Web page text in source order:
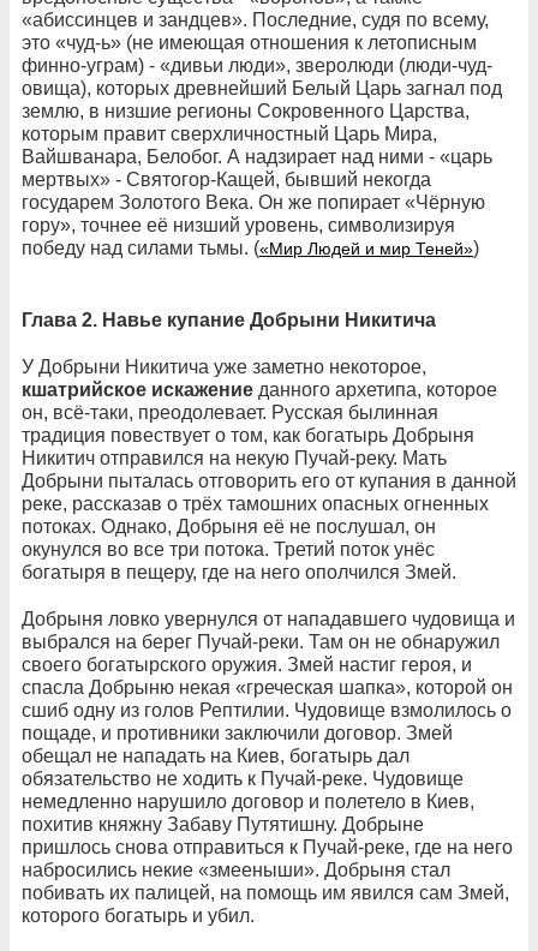
«абиссинцев и зандцев». Последние, судя по всему,
это «чуд-ь» (не имеющая отношения к летописным
финно-уграм) - «дивьи люди», зверолюди (люди-чуд-
овища), которых древнейший Белый Царь загнал под
землю, в низшие регионы Сокровенного Царства,
которым правит сверхличностный Царь Мира,
Вайшванара, Белобог. А надзирает над ними - «царь
мертвых» - Святогор-Кащей, бывший некогда
государем Золотого Века. Он же попирает «Чёрную
гору», точнее её низший уровень, символизируя
победу над силами тьмы. («Мир Людей и мир Теней»)
Глава 2. Навье купание Добрыни Никитича
У Добрыни Никитича уже заметно некоторое,
кшатрийское искажение данного архетипа, которое
он, всё-таки, преодолевает. Русская былинная
традиция повествует о том, как богатырь Добрыня
Никитич отправился на некую Пучай-реку. Мать
Добрыни пыталась отговорить его от купания в данной
реке, рассказав о трёх тамошних опасных огненных
потоках. Однако, Добрыня её не послушал, он
окунулся во все три потока. Третий поток унёс
богатыря в пещеру, где на него ополчился Змей.
Добрыня ловко увернулся от нападавшего чудовища и
выбрался на берег Пучай-реки. Там он не обнаружил
своего богатырского оружия. Змей настиг героя, и
спасла Добрыню некая «греческая шапка», которой он
сшиб одну из голов Рептилии. Чудовище взмолилось о
пощаде, и противники заключили договор. Змей
обещал не нападать на Киев, богатырь дал
обязательство не ходить к Пучай-реке. Чудовище
немедленно нарушило договор и полетело в Киев,
похитив княжну Забаву Путятишну. Добрыне
пришлось снова отправиться к Пучай-реке, где на него
набросились некие «змееныши». Добрыня стал
побивать их палицей, на помощь им явился сам Змей,
которого богатырь и убил.